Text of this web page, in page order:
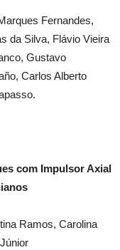
Fernandes,
da Silva, Flávio Vieira
Gustavo
Carlos Alberto
com Impulsor Axial
Ramos, Carolina